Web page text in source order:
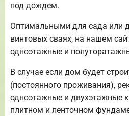
под дождем.
Оптимальными для сада или
винтовых сваях, на нашем
одноэтажные и
В случае если дом будет
(постоянного проживания),
одноэтажные и двухэтажные
плитном и ленточном